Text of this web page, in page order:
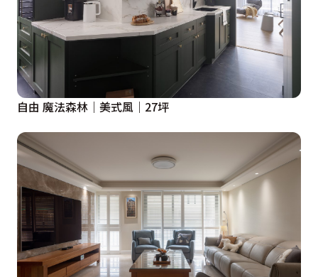
自由 魔法森林｜美式風｜27坪